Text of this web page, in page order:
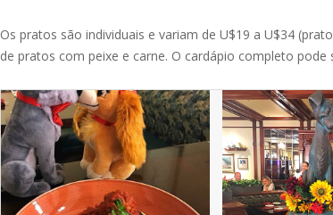
Os pratos são individuais e variam de U$19 a U$34
de pratos com peixe e carne. O cardápio completo pode